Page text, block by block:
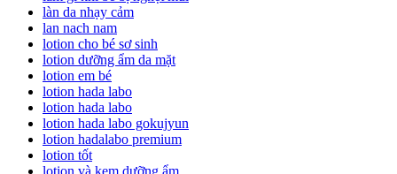
làn da nhạy cảm
lan nach nam
lotion cho bé sơ sinh
lotion dưỡng ẩm da mặt
lotion em bé
lotion hada labo
lotion hada labo
lotion hada labo gokujyun
lotion hadalabo premium
lotion tốt
lotion và kem dưỡng ẩm